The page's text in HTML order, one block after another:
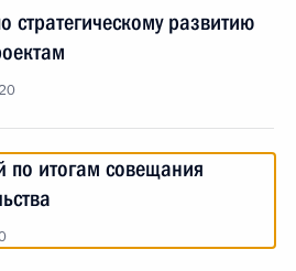
стратегическому развитию
по итогам совещания